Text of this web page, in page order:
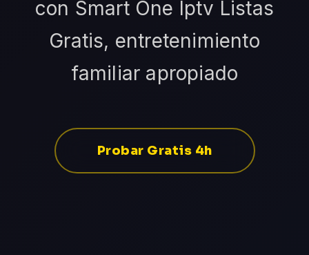
con Smart One Iptv Listas
Gratis, entretenimiento
familiar apropiado
Probar Gratis 4h